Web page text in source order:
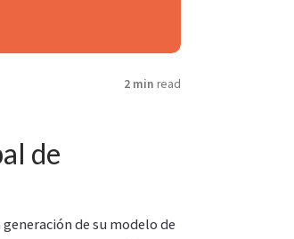
2 min read
de
generación de su modelo de